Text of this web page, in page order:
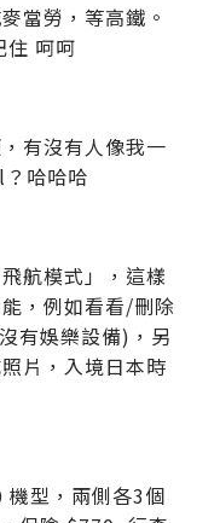
當勞，等高鐵。
住 呵呵
有沒有人像我一
哈哈哈
航模式」，這樣
，例如看看/刪除
有娛樂設備)，另
片，入境日本時
型，兩側各3個